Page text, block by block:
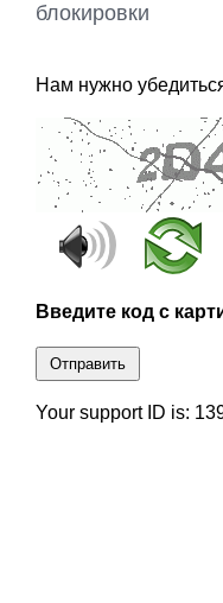
блокировки
Нам нужно
Введите код с
Отправить
Your support ID is: